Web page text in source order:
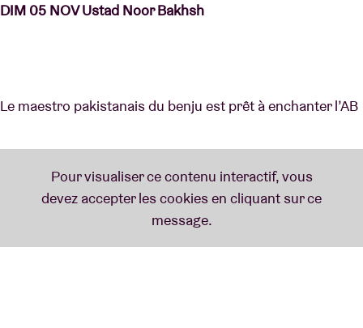
DIM 05 NOV Ustad Noor Bakhsh
Le maestro pakistanais du benju est prêt à enchanter l’AB